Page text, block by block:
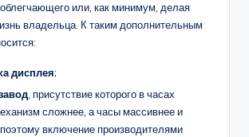
или, как минимум, делая
владельца. К таким дополнительным
дисплея;
, присутствие которого в часах
сложнее, а часы массивнее и
включение производителями